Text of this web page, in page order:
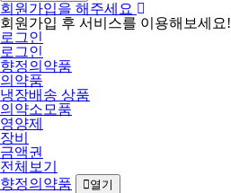
회원가입을 해주세요
회원가입 후 서비스를 이용해보세요!
로그인
로그인
향정의약품
의약품
냉장배송 상품
의약소모품
영양제
장비
금액권
전체보기
향정의약품
열기